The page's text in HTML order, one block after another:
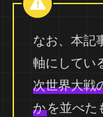
なお、本記
軸にしてい
次世界大戦
かを並べた